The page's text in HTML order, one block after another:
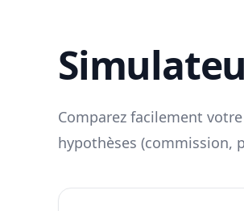
Comparez facilement
hypothèses (commission,